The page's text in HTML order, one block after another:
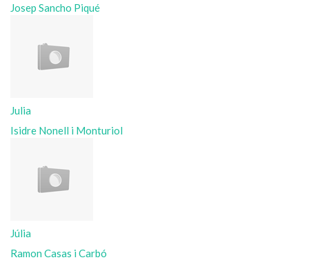
Josep Sancho Piqué
Julia
Isidre Nonell i Monturiol
Júlia
Ramon Casas i Carbó